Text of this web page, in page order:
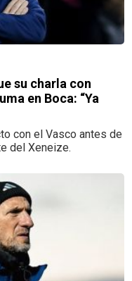
su charla con
en Boca: “Ya
con el Vasco antes de
del Xeneize.